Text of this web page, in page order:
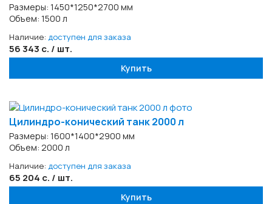
Размеры: 1450*1250*2700 мм
Объем: 1500 л
Наличие: доступен для заказа
56 343 с. / шт.
Купить
Цилиндро-конический танк 2000 л
Размеры: 1600*1400*2900 мм
Объем: 2000 л
Наличие: доступен для заказа
65 204 с. / шт.
Купить